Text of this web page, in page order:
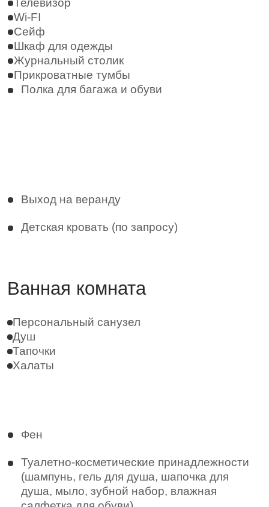
Фен
Туалетно-косметические принадлежности
(шампунь, гель для душа, шапочка для
душа, мыло, зубной набор, влажная
салфетка для обуви)
парковочное место
Территория
Вид
Правила усадьбы
Бесплатная отмена бронирования за